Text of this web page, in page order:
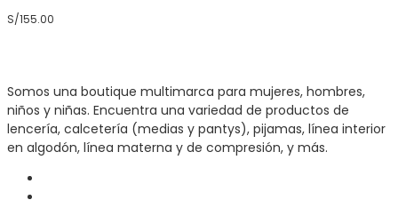
S/155.00
Somos una boutique multimarca para mujeres, hombres,
niños y niñas. Encuentra una variedad de productos de
lencería, calcetería (medias y pantys), pijamas, línea interior
en algodón, línea materna y de compresión, y más.